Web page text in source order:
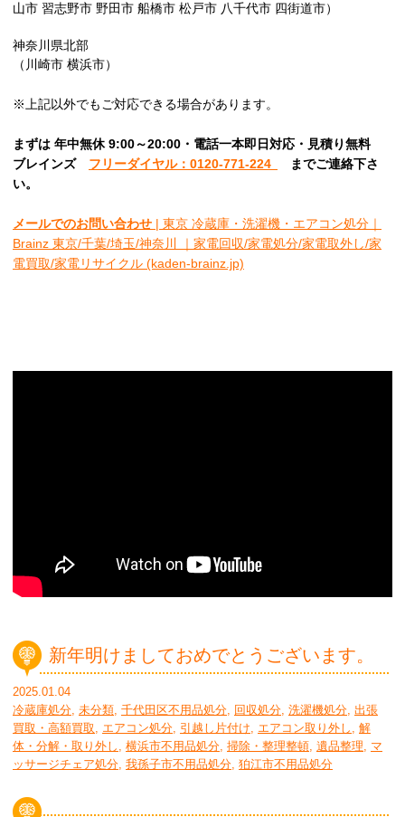
山市 習志野市 野田市 船橋市 松戸市 八千代市 四街道市）
神奈川県北部
（川崎市 横浜市）
※上記以外でもご対応できる場合があります。
まずは 年中無休 9:00～20:00・電話一本即日対応・見積り無料
ブレインズ フリーダイヤル：0120-771-224 までご連絡下さ
い。
メールでのお問い合わせ | 東京 冷蔵庫・洗濯機・エアコン処分｜
Brainz 東京/千葉/埼玉/神奈川 ｜家電回収/家電処分/家電取外し/家
電買取/家電リサイクル (kaden-brainz.jp)
新年明けましておめでとうございます。
2025.01.04
冷蔵庫処分, 未分類, 千代田区不用品処分, 回収処分, 洗濯機処分, 出張
買取・高額買取, エアコン処分, 引越し片付け, エアコン取り外し , 解
体・分解・取り外し , 横浜市不用品処分, 掃除・整理整頓, 遺品整理, マ
ッサージチェア処分, 我孫子市不用品処分, 狛江市不用品処分